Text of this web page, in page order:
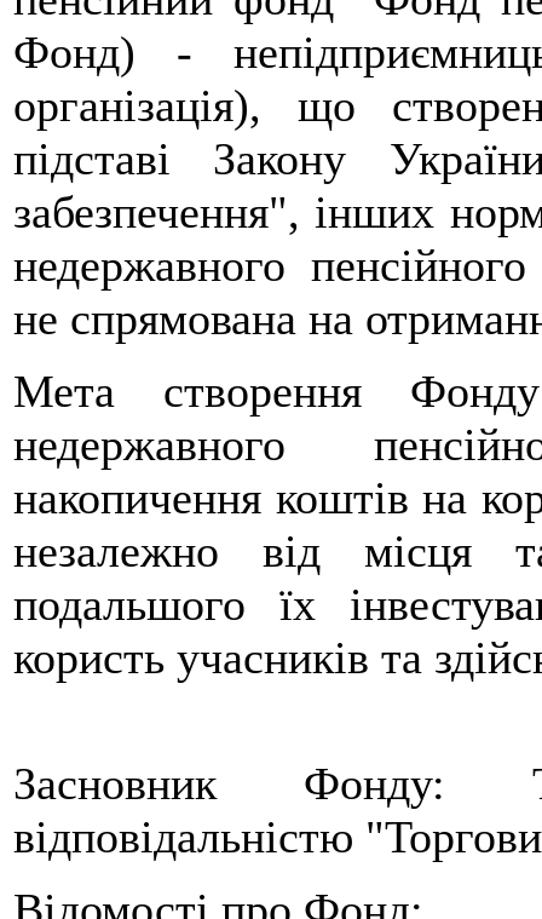
Фонд) -
організація), що
підставі Закону
забезпечення", інших
недержавного пенсійного
не спрямована на
Мета створення
недержавного
накопичення коштів на
незалежно від місця
подальшого їх
користь учасників та
Засновник Фонду:
відповідальністю